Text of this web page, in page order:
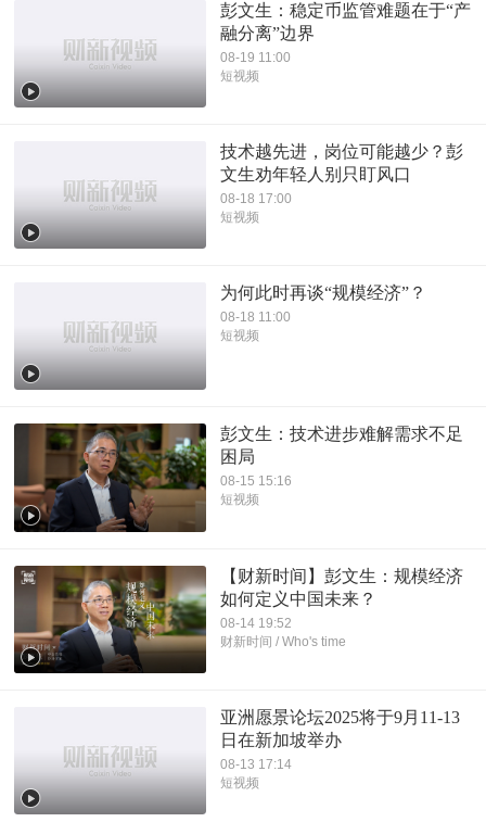
彭文生：稳定币监管难题在于“产
融分离”边界
08-19 11:00
短视频
技术越先进，岗位可能越少？彭
文生劝年轻人别只盯风口
08-18 17:00
短视频
为何此时再谈“规模经济”？
08-18 11:00
短视频
彭文生：技术进步难解需求不足
困局
08-15 15:16
短视频
【财新时间】彭文生：规模经济
如何定义中国未来？
08-14 19:52
财新时间 / Who's time
亚洲愿景论坛2025将于9月11-13
日在新加坡举办
08-13 17:14
短视频